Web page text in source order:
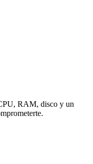
RAM, disco y un